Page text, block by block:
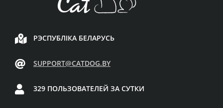
РЭСПУБЛІКА БЕЛАРУСЬ
SUPPORT@CATDOG.BY
329 ПОЛЬЗОВАТЕЛЕЙ ЗА СУТКИ